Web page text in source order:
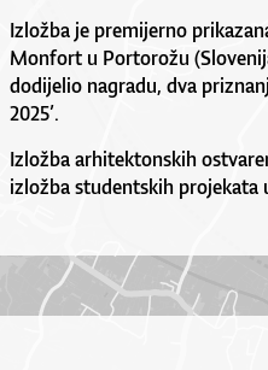
Izložba je premijerno
Monfort u Portorožu
dodijelio nagradu, dva
2025’.
Izložba arhitektonskih
izložba studentskih projekata